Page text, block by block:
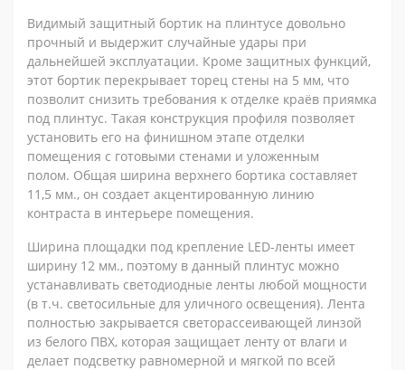
Видимый защитный бортик на плинтусе довольно
прочный и выдержит случайные удары при
дальнейшей эксплуатации. Кроме защитных функций,
этот бортик перекрывает торец стены на 5 мм, что
позволит снизить требования к отделке краёв приямка
под плинтус. Такая конструкция профиля позволяет
установить его на финишном этапе отделки
помещения с готовыми стенами и уложенным
полом. Общая ширина верхнего бортика составляет
11,5 мм., он создает акцентированную линию
контраста в интерьере помещения.
Ширина площадки под крепление LED-ленты имеет
ширину 12 мм., поэтому в данный плинтус можно
устанавливать светодиодные ленты любой мощности
(в т.ч. светосильные для уличного освещения). Лента
полностью закрывается светорассеивающей линзой
из белого ПВХ, которая защищает ленту от влаги и
делает подсветку равномерной и мягкой по всей